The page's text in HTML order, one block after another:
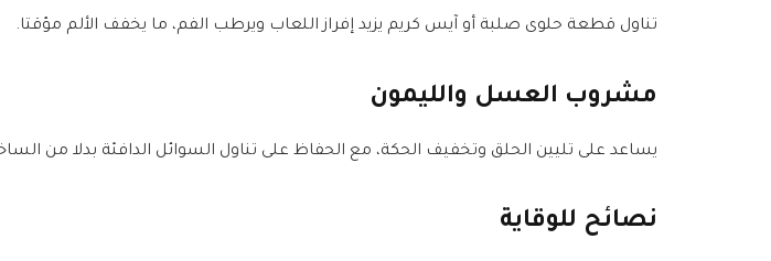
تناول قطعة حلوى صلبة أو آيس كريم يزيد إفراز اللعاب ويرطب الفم، ما يخفف الألم مؤقتا.
مشروب العسل والليمون
يساعد على تليين الحلق وتخفيف الحكة، مع الحفاظ على تناول السوائل الدافئة بدلا من
نصائح للوقاية